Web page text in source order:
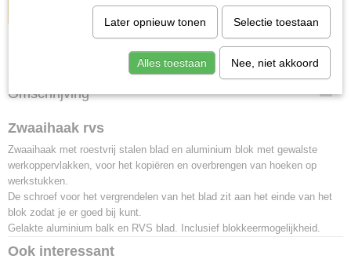
IN WINKELWAGEN
Omschrijving
Zwaaihaak rvs
Zwaaihaak met roestvrij stalen blad en aluminium blok met gewalste
werkoppervlakken, voor het kopiëren en overbrengen van hoeken op
werkstukken.
De schroef voor het vergrendelen van het blad zit aan het einde van het
blok zodat je er goed bij kunt.
Gelakte aluminium balk en RVS blad. Inclusief blokkeermogelijkheid.
Ook interessant
Later opnieuw tonen Selectie toestaan
Alles toestaan Nee, niet akkoord